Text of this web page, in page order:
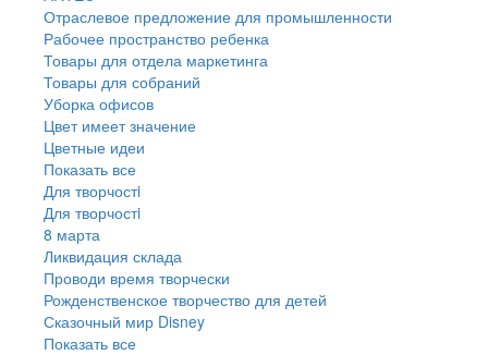
Отраслевое предложение для промышленности
Рабочее пространство ребенка
Товары для отдела маркетинга
Товары для собраний
Уборка офисов
Цвет имеет значение
Цветные идеи
Показать все
Для творчостi
Для творчостi
8 марта
Ликвидация склада
Проводи время творчески
Рожденственское творчество для детей
Сказочный мир Disney
Показать все